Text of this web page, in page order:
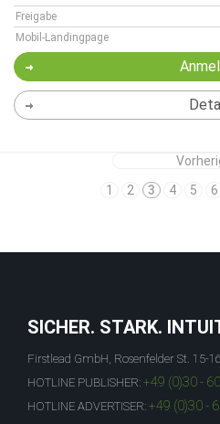
Freigabe
Mobil-Landingpage
1
2 3 4 5 6
SICHER. STARK.
Firstlead GmbH, Rosenfelder St. 15-
HOTLINE PUBLISHER: +49 (0)30 -
HOTLINE ADVERTISER: +49 (0)30 -